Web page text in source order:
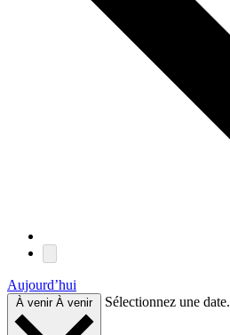
Aujourd’hui
À venir À venir Sélectionnez une date.